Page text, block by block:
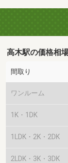
高木駅の価格相
間取り
ワンルーム
1K・1DK
1LDK・2K・2DK
2LDK・3K・3DK